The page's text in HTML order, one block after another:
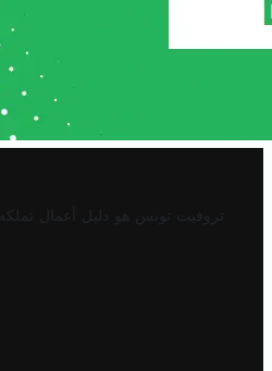
تروفيت تونس هو دليل أعمال